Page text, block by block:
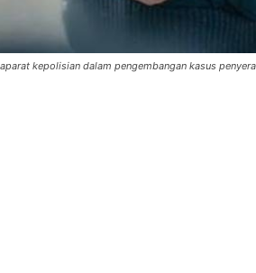
kepolisian dalam pengembangan kasus